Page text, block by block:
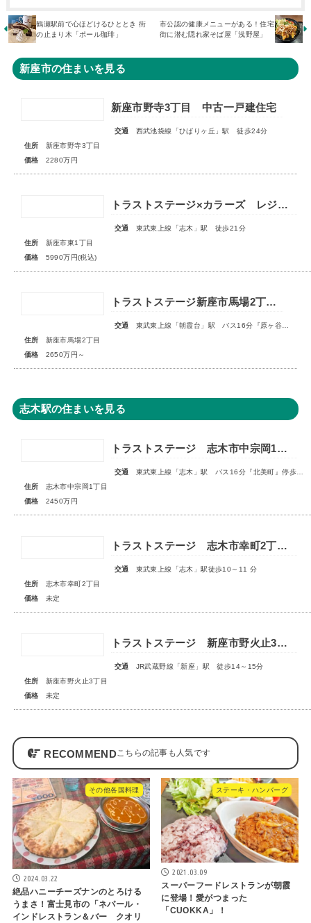
​鶴瀬駅前で心ほどけるひととき 街
の止まり木「ポール珈琲」
市公認の健康メニューがある！住宅
街に潜む隠れ家そば屋「浅野屋」
新座市の住まいを見る
新座市野寺3丁目 中古一戸建住宅
交通
西武池袋線「ひばりヶ丘」駅 徒歩24分
住所
新座市野寺3丁目
価格
2280万円
トラストステージ×カラーズ レジデンス新座市東1丁目7期 ◆限定１棟◆
交通
東武東上線「志木」駅 徒歩21分
住所
新座市東1丁目
価格
5990万円(税込)
トラストステージ新座市馬場2丁目6期 全4区画
交通
東武東上線「朝霞台」駅 バス16分『原ヶ谷戸』停歩2分
住所
新座市馬場2丁目
価格
2650万円～
志木駅の住まいを見る
トラストステージ 志木市中宗岡1丁目15期 限定1区画◆販売開始◆
交通
東武東上線「志木」駅 バス16分『北美町』停歩5分
住所
志木市中宗岡1丁目
価格
2450万円
トラストステージ 志木市幸町2丁目25期 全10区画◆第1期分譲 2次販売 宅地分譲3区画◆ ◇販売予告◇
交通
東武東上線「志木」駅徒歩10～11 分
住所
志木市幸町2丁目
価格
未定
トラストステージ 新座市野火止3丁目55期 全15区画■第一期分譲 販売予告■
交通
JR武蔵野線「新座」駅 徒歩14～15分
住所
新座市野火止3丁目
価格
未定
RECOMMEND
その他各国料理
2024.03.22
絶品ハニーチーズナンのとろける
うまさ！富士見市の「ネパール・
インドレストラン＆バー クオリ
ステーキ・ハンバーグ
2021.03.09
スーパーフードレストランが朝霞
に登場！愛がつまった
「CUOKKA」！